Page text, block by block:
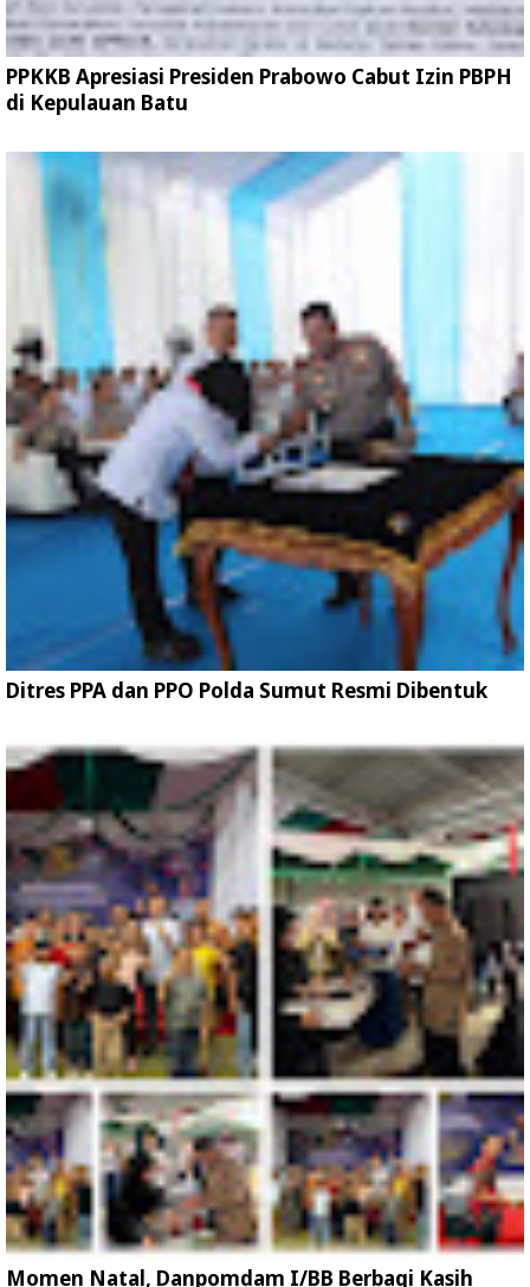
PPKKB Apresiasi Presiden Prabowo Cabut Izin PBPH
di Kepulauan Batu
Ditres PPA dan PPO Polda Sumut Resmi Dibentuk
Momen Natal, Danpomdam I/BB Berbagi Kasih